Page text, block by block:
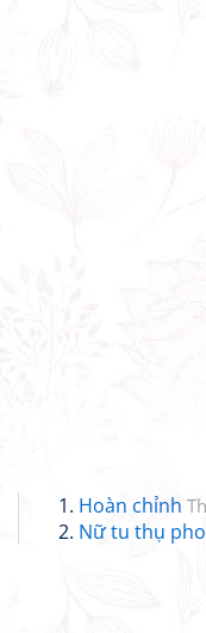
Hoàn chỉnh
Nữ tu thụ